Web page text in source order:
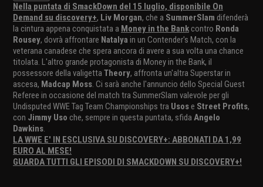
Nella puntata di SmackDown del 15 luglio, disponibile On
Demand su discovery+, Liv Morgan, che a SummerSlam difenderà
la cintura appena conquistata a Money in the Bankcontro Ronda
Rousey, dovrà affrontare Natalya in un Contender's Match, con la
veterana canadese che spera ancora di avere a sua volta una chance
titolata. L'altro grande protagonista di Money in the Bank, il
possessore della valigetta Theory, affronta un'altra Superstar in
ascesa, Madcap Moss. Ci sarà anche l'annuncio dello Special Guest
Referee in occasione del match tra SummerSlam valevole per gli
Undisputed WWE Tag Team Championships tra Usose Street Profits,
con Jimmy Uso che, sempre in questa puntata, sfida Angelo
Dawkins.
LA WWE E' IN ESCLUSIVA SU DISCOVERY+: ABBONATI DA 1,99
EURO AL MESE!
GUARDA TUTTI GLI EPISODI DI SMACKDOWN SU DISCOVERY+!